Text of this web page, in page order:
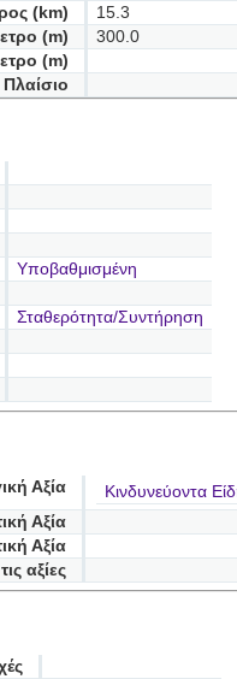
(km)
15.3
(m)
300.0
(m)
Υποβαθμισμένη
Σταθερότητα/Συντήρηση
Αξία
Κινδυνεύοντα
Αξία
Αξία
αξίες